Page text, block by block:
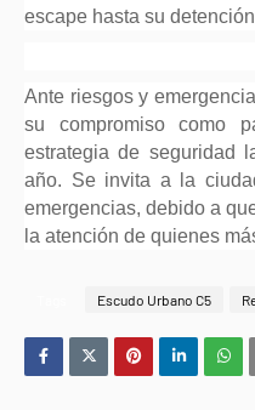
escape hasta su
Ante riesgos y
su compromiso como
estrategia de seguridad
año. Se invita a la
emergencias, debido a
la atención de quienes
Escudo Urbano C5